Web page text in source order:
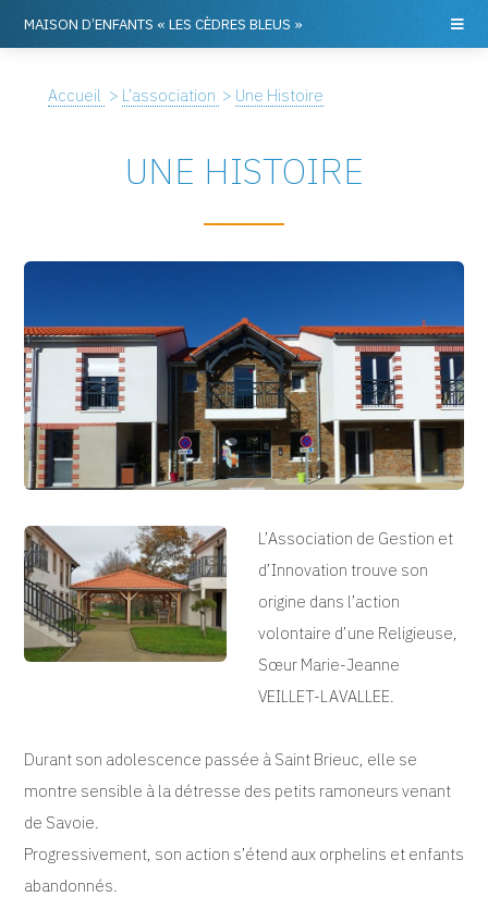
MAISON D’ENFANTS « LES CÈDRES BLEUS »
Accueil > L’association > Une Histoire
UNE HISTOIRE
L’Association de Gestion et
d’Innovation trouve son
origine dans l’action
volontaire d’une Religieuse,
Sœur Marie-Jeanne
VEILLET-LAVALLEE
Durant son adolescence passée à Saint Brieuc, elle se
montre sensible à la détresse des petits ramoneurs venant
de Savoie.
Progressivement, son action s’étend aux orphelins et enfants
abandonnés.